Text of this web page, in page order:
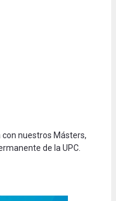
nuestros Másters,
de la UPC.